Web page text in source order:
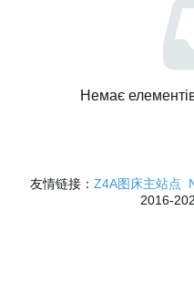
Немає
友情链接： Z4A图床主站点
2016-